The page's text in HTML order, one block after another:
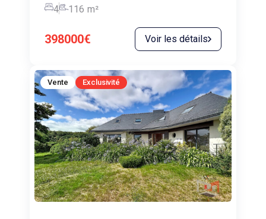
4 116 m²
398000€ Voir les détails
Vente Exclusivité